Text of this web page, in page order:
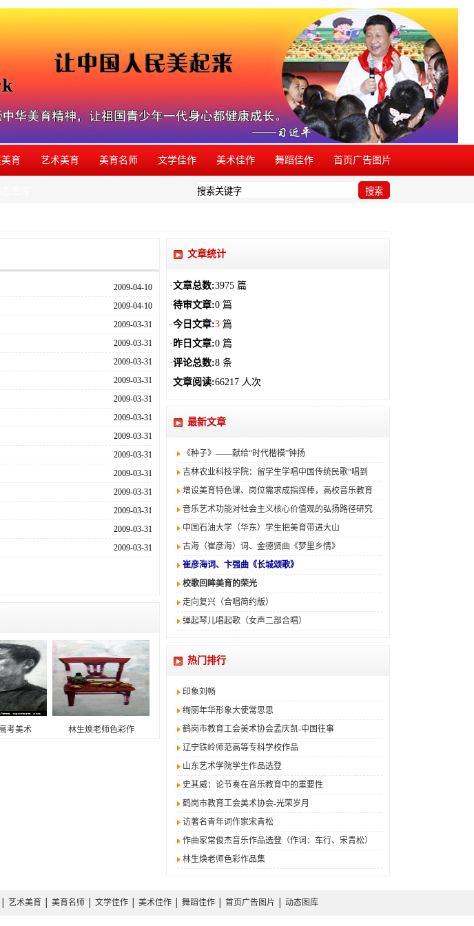
育 艺术美育 美育名师 文学佳作 美术佳作 舞蹈佳作 首页广告图片
品牌名称，如发现有同类活动盗用本品牌，欢迎举报。 搜索
2009-04-10
2009-04-10
2009-03-31
2009-03-31
2009-03-31
2009-03-31
2009-03-31
2009-03-31
2009-03-31
2009-03-31
2009-03-31
2009-03-31
2009-03-31
2009-03-31
2009-03-31
考美术 林生焕老师色彩作
文章统计
·文章总数:3975 篇
·待审文章:0 篇
·今日文章:3 篇
· 昨日文章:0 篇
·评论总数:8 条
·文章阅读:66217 人次
最新文章
《种子》——献给“时代楷模”钟扬
吉林农业科技学院：留学生学唱中国传统民歌“唱到
增设美育特色课、岗位需求成指挥棒，高校音乐教育
音乐艺术功能对社会主义核心价值观的弘扬路径研究
中国石油大学（华东）学生把美育带进大山
古海（崔彦海）词、金德贤曲《梦里乡情》
崔彦海词、卞强曲《长城颂歌》
校歌回眸美育的荣光
走向复兴（合唱简约版）
弹起琴儿唱起歌（女声二部合唱）
热门排行
印象刘畅
绚丽年华形象大使常思思
鹤岗市教育工会美术协会孟庆凯-中国往事
辽宁铁岭师范高等专科学校作品
山东艺术学院学生作品选登
史其威：论节奏在音乐教育中的重要性
鹤岗市教育工会美术协会-光荣岁月
访著名青年词作家宋青松
作曲家常俊杰音乐作品选登（作词：车行、宋青松）
林生焕老师色彩作品集
艺术美育 美育名师 文学佳作│ 美术佳作│ 舞蹈佳作│ 首页广告图片 动态图库